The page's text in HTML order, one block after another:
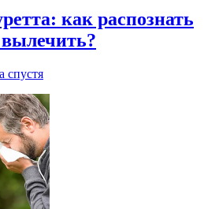
как распознать
спустя